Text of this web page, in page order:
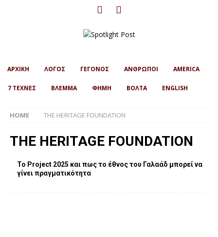
ΑΡΧΙΚΗ ΛΟΓΟΣ ΓΕΓΟΝΟΣ ΑΝΘΡΩΠΟΙ AMERICA
7 ΤΕΧΝΕΣ ΒΛΕΜΜΑ ΦΗΜΗ ΒΟΛΤΑ ENGLISH
HOME THE HERITAGE FOUNDATION
THE HERITAGE FOUNDATION
Το Project 2025 και πως το έθνος του Γαλαάδ μπορεί να
γίνει πραγματικότητα